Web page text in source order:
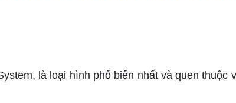
là loại hình phổ biến nhất và quen